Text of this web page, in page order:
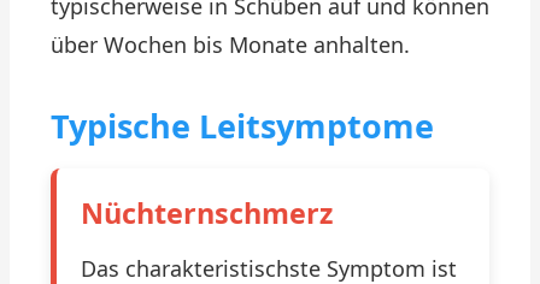
typischerweise in Schüben auf und können
über Wochen bis Monate anhalten.
Typische Leitsymptome
Nüchternschmerz
Das charakteristischste Symptom ist